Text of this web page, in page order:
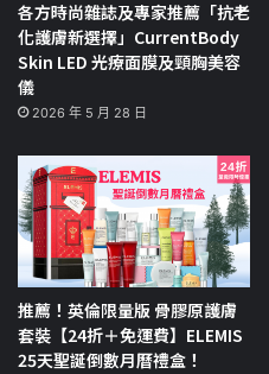
各方時尚雜誌及專家推薦「抗老
化護膚新選擇」CurrentBody
Skin LED 光療面膜及頸胸美容
儀
2026 年 5 月 28 日
推薦！英倫限量版 骨膠原護膚
套裝【24折＋免運費】ELEMIS
25天聖誕倒數月曆禮盒！